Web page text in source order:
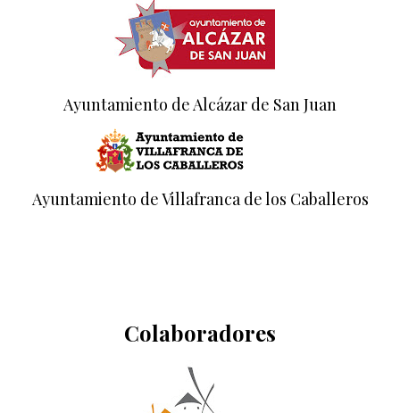
Ayuntamiento de Alcázar de San Juan
Ayuntamiento de Villafranca de los Caballeros
Colaboradores